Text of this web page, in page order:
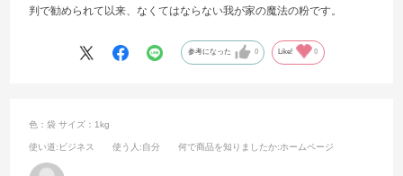
判で勧められて以来、なくてはならない我が家の魔法の粉です。
参考になった 0 Like! 0
色：袋 サイズ：1kg
使い道:ビジネス 使う人 :自分 何で商品を知りましたか:ホームページ